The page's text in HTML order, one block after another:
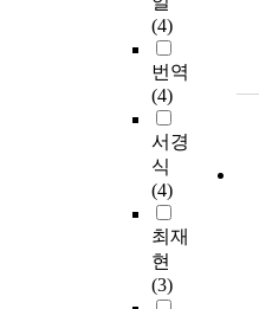
(4)
번역
(4)
서경
식
(4)
최재
현
(3)